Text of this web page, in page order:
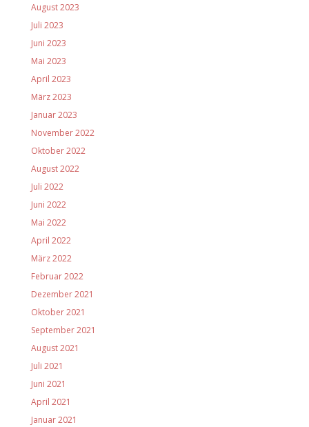
August 2023
Juli 2023
Juni 2023
Mai 2023
April 2023
März 2023
Januar 2023
November 2022
Oktober 2022
August 2022
Juli 2022
Juni 2022
Mai 2022
April 2022
März 2022
Februar 2022
Dezember 2021
Oktober 2021
September 2021
August 2021
Juli 2021
Juni 2021
April 2021
Januar 2021